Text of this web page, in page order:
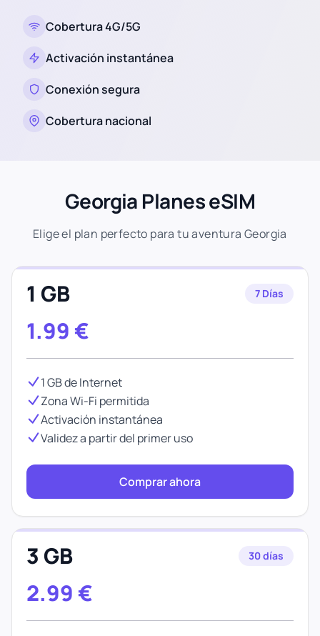
Cobertura 4G/5G
Activación instantánea
Conexión segura
Cobertura nacional
Georgia Planes eSIM
Elige el plan perfecto para tu aventura Georgia
1 GB 7 Días
1.99 €
1 GB de Internet
Zona Wi-Fi permitida
Activación instantánea
Validez a partir del primer uso
Comprar ahora
3 GB 30 días
2.99 €